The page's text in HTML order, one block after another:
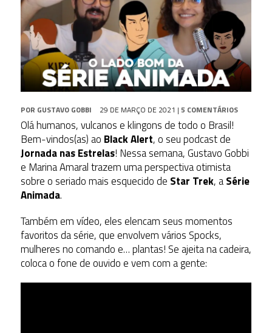
POR GUSTAVO GOBBI 29 DE MARÇO DE 2021 | 5 COMENTÁRIOS
Olá humanos, vulcanos e klingons de todo o Brasil!
Bem-vindos(as) ao Black Alert, o seu podcast de
Jornada nas Estrelas! Nessa semana, Gustavo Gobbi
e Marina Amaral trazem uma perspectiva otimista
sobre o seriado mais esquecido de Star Trek, aSérie
Animada.
Também em vídeo, eles elencam seus momentos
favoritos da série, que envolvem vários Spocks,
mulheres no comando e… plantas! Se ajeita na cadeira,
coloca o fone de ouvido e vem com a gente: